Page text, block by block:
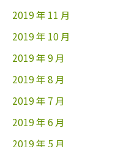
2019 年 11 月
2019 年 10 月
2019 年 9 月
2019 年 8 月
2019 年 7 月
2019 年 6 月
2019 年 5 月